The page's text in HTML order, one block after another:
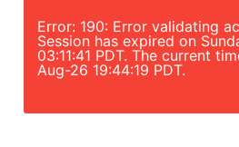
Error: 190: Error validating
Session has expired on
03:11:41 PDT. The current
Aug-26 19:44:19 PDT.